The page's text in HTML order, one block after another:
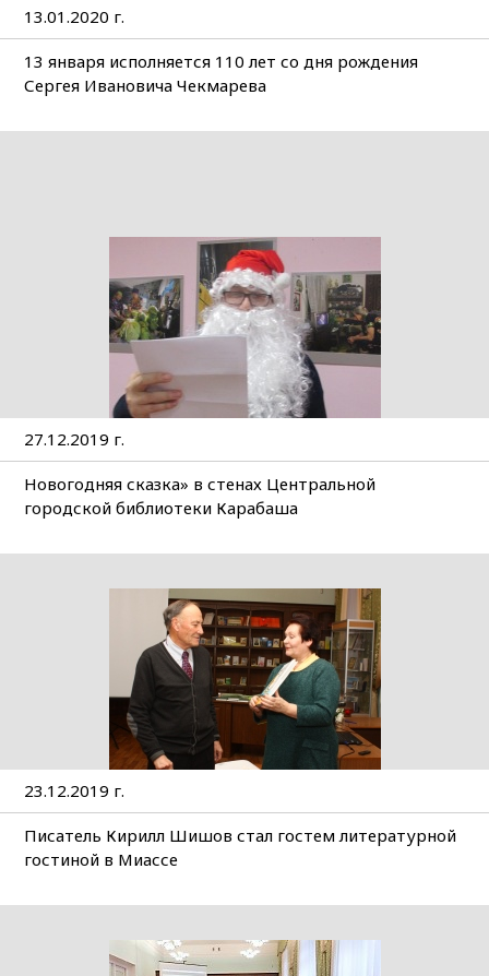
13.01.2020 г.
13 января исполняется 110 лет со дня рождения
Сергея Ивановича Чекмарева
27.12.2019 г.
Новогодняя сказка» в стенах Центральной
городской библиотеки Карабаша
23.12.2019 г.
Писатель Кирилл Шишов стал гостем литературной
гостиной в Миассе